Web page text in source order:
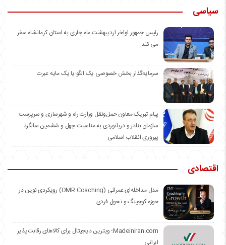
سیاسی
رئیس جمهور اواخر اردیبهشت ماه جاری به استان کرمانشاه سفر
می کند.
سرمایه‌گذار بخش خصوصی یک الگو یا یک مایه عبرت
️پیام تبریک معاون حمل‌ونقل وزارت راه و شهرسازی و سرپرست
سازمان بنادر و دریانوردی به مناسبت چهل و ششمین سالگرد
پیروزی انقلاب اسلامی
اقتصادی
مدل مداخله‌ای عمرائی (OMR Coaching) رویکردی نوین در
حوزه کوچینگ و تحول فردی
Madeiniran.com؛ ویترین دیجیتال برای کالاهای رقابت‌پذیر
ایرانی